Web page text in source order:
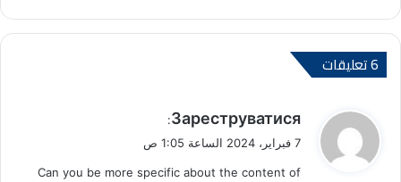
‫6 تعليقات
ي
ق
ل
Зареструватися
:
7 فبراير، 2024 الساعة 1:05 ص
Can you be more specific about the content of